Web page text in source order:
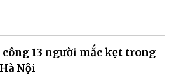
13 người mắc kẹt trong
Nội